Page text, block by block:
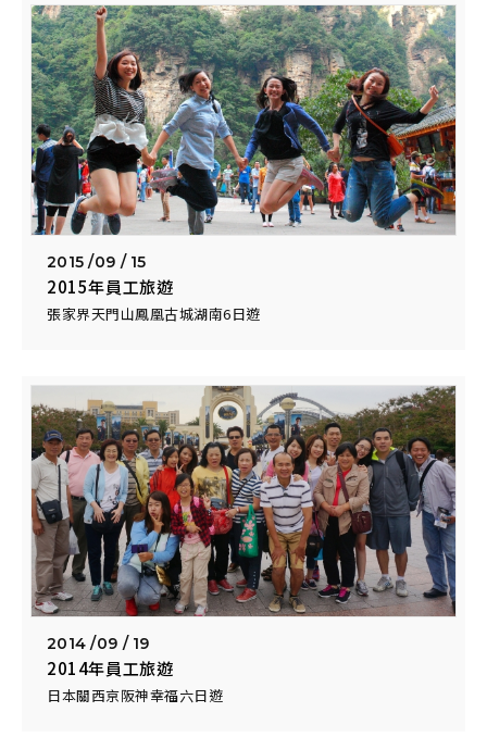
2015 /09 / 15
2015年員工旅遊
張家界天門山鳳凰古城湖南6日遊
2014 /09 / 19
2014年員工旅遊
日本關西京阪神幸福六日遊